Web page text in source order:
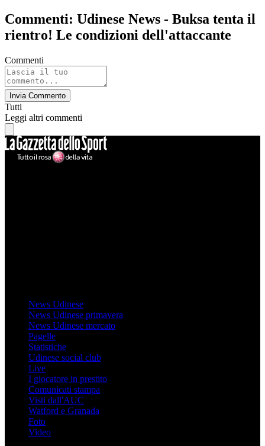
Commenti: Udinese News - Buksa tenta il
rientro! Le condizioni dell'attaccante
Commenti
Invia Commento
Tutti
Leggi altri commenti
News Udinese
News Udinese primavera
News Udinese mercato
Pagelle
Statistiche
Udinese social club
Live
I giocatore in prestito
Comunicati stampa
Visti dall'AUC
Watford e Granada
Foto
Video